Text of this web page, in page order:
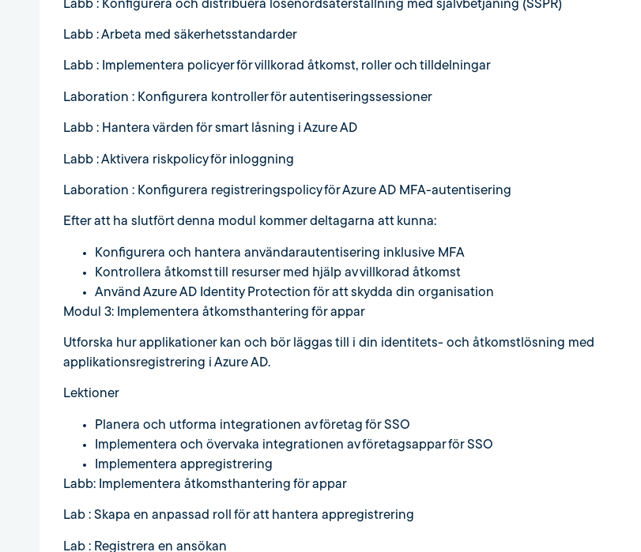
Labb : Konfigurera och distribuera lösenordsåterställning med självbetjäning (SSPR)
Labb : Arbeta med säkerhetsstandarder
Labb : Implementera policyer för villkorad åtkomst, roller och tilldelningar
Laboration : Konfigurera kontroller för autentiseringssessioner
Labb : Hantera värden för smart låsning i Azure AD
Labb : Aktivera riskpolicy för inloggning
Laboration : Konfigurera registreringspolicy för Azure AD MFA-autentisering
Efter att ha slutfört denna modul kommer deltagarna att kunna:
Konfigurera och hantera användarautentisering inklusive MFA
Kontrollera åtkomst till resurser med hjälp av villkorad åtkomst
Använd Azure AD Identity Protection för att skydda din organisation
Modul 3: Implementera åtkomsthantering för appar
Utforska hur applikationer kan och bör läggas till i din identitets- och åtkomstlösning med
applikationsregistrering i Azure AD.
Lektioner
Planera och utforma integrationen av företag för SSO
Implementera och övervaka integrationen av företagsappar för SSO
Implementera appregistrering
Labb: Implementera åtkomsthantering för appar
Lab : Skapa en anpassad roll för att hantera appregistrering
Lab : Registrera en ansökan